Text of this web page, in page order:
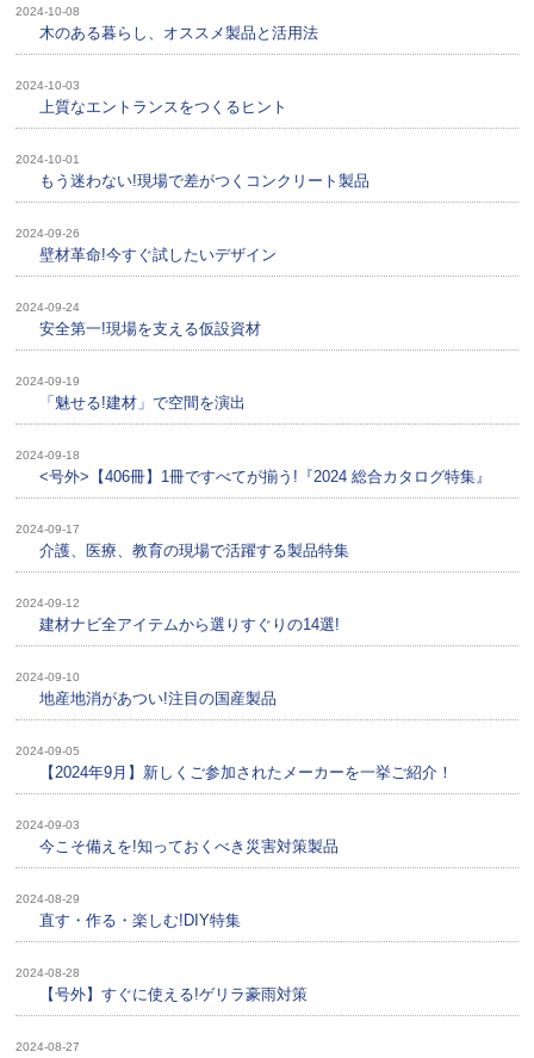
2024-10-08
木のある暮らし、オススメ製品と活用法
2024-10-03
上質なエントランスをつくるヒント
2024-10-01
もう迷わない!現場で差がつくコンクリート製品
2024-09-26
壁材革命!今すぐ試したいデザイン
2024-09-24
安全第一!現場を支える仮設資材
2024-09-19
「魅せる!建材」で空間を演出
2024-09-18
<号外>【406冊】1冊ですべてが揃う!『2024 総合カタログ特集』
2024-09-17
介護、医療、教育の現場で活躍する製品特集
2024-09-12
建材ナビ全アイテムから選りすぐりの14選!
2024-09-10
地産地消があつい!注目の国産製品
2024-09-05
【2024年9月】新しくご参加されたメーカーを一挙ご紹介！
2024-09-03
今こそ備えを!知っておくべき災害対策製品
2024-08-29
直す・作る・楽しむ!DIY特集
2024-08-28
【号外】すぐに使える!ゲリラ豪雨対策
2024-08-27